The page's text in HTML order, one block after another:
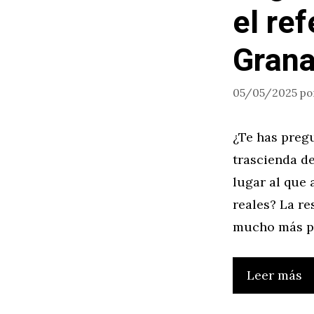
el
05/05/2025
¿Te has
trascienda
lugar al que
reales? La
mucho más
Leer más